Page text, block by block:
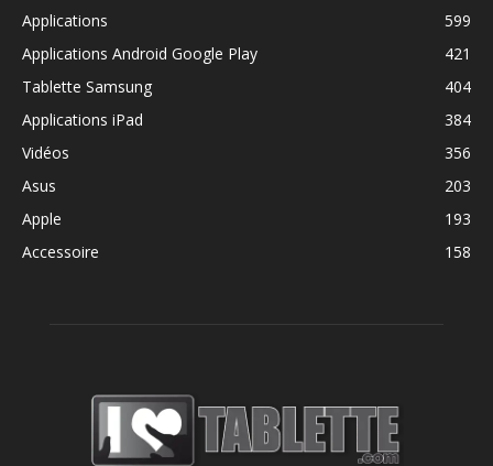
Applications
599
Applications Android Google Play
421
Tablette Samsung
404
Applications iPad
384
Vidéos
356
Asus
203
Apple
193
Accessoire
158